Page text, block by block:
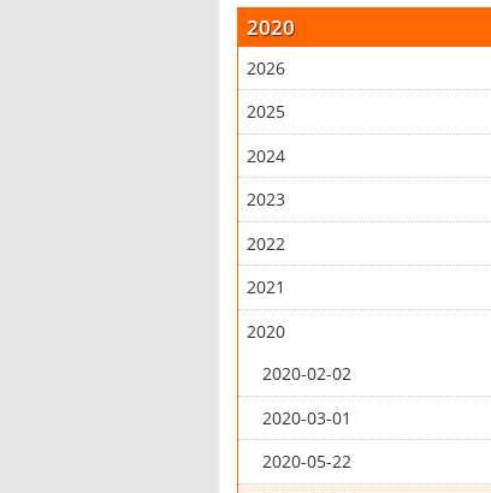
2020
2026
2025
2024
2023
2022
2021
2020
2020-02-02
2020-03-01
2020-05-22